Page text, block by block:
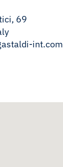
69
int.com